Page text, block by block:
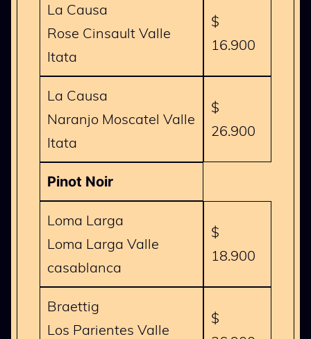
La Causa
Rose Cinsault Valle
Itata
$
16.900
La Causa
Naranjo Moscatel Valle
Itata
$
26.900
Pinot Noir
Loma Larga
Loma Larga Valle
casablanca
$
18.900
Braettig
Los Parientes Valle
$